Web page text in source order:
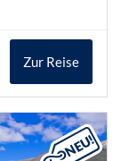
Zur Reise